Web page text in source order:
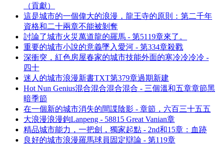
（貢獻）
這是城市的一個偉大的浪漫，龍王寺的原則：第二千年
資格和二十兩章不能被剝奪
討論了城市火災萬道龍的羅馬 - 第5119章來了。
重要的城市小說的意義墜入愛河 - 第334章殺戮
深衝突，紅色房屋春家的城市技能外面的寒冷冷冷冷 -
四十
迷人的城市浪漫新書TXT第379章過期新建
Hot Nun Genius混合混合混合混合 - 三個溫和五章章節黑
暗季節
在一個新的城市消失的間諜陰影 - 章節，六百三十五五
大浪漫浪漫鉤Lanpeng - 58815 Great Vanian章
精品城市能力，一把劍，獨家起點 - 2nd和15章：血跡
良好的城市浪漫羅馬球員固定辯論 - 第119章